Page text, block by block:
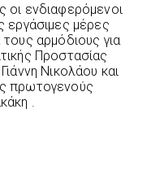
οι ενδιαφερόμενοι
εργάσιμες μέρες
αρμόδιους για
Προστασίας
Νικολάου και
πρωτογενούς
.